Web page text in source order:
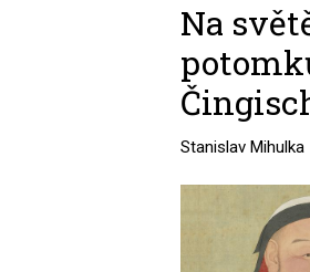
Na
Stanislav Mihulka